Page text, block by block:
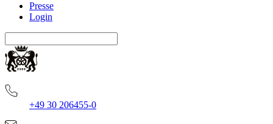
Presse
Login
+49 30 206455-0